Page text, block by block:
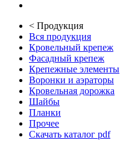
< Продукция
Вся продукция
Кровельный крепеж
Фасадный крепеж
Крепежные элементы
Воронки и аэраторы
Кровельная дорожка
Шайбы
Планки
Прочее
Скачать каталог pdf